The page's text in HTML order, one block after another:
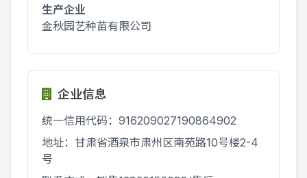
生产企业
金秋园艺种苗有限公司
企业信息
统一信用代码：916209027190864902
地址：甘肃省酒泉市肃州区南苑路10号楼2-4
号